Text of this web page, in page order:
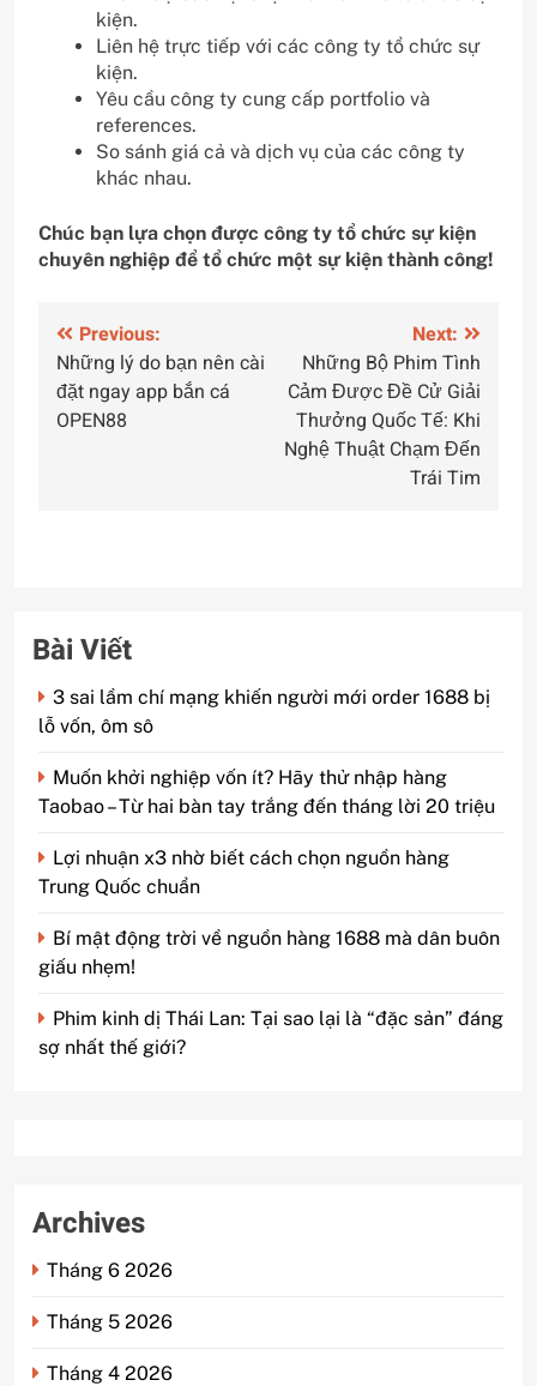
kiện.
Liên hệ trực tiếp với các công ty tổ chức sự
kiện.
Yêu cầu công ty cung cấp portfolio và
references.
So sánh giá cả và dịch vụ của các công ty
khác nhau.
Chúc bạn lựa chọn được công ty tổ chức sự kiện
chuyên nghiệp để tổ chức một sự kiện thành công!
Điều
hướng
bài
Previous:
Những lý do bạn nên cài
đặt ngay app bắn cá
OPEN88
Next:
Những Bộ Phim Tình
Cảm Được Đề Cử Giải
Thưởng Quốc Tế: Khi
Nghệ Thuật Chạm Đến
Trái Tim
Bài Viết
3 sai lầm chí mạng khiến người mới order 1688 bị
lỗ vốn, ôm sô
Muốn khởi nghiệp vốn ít? Hãy thử nhập hàng
Taobao – Từ hai bàn tay trắng đến tháng lời 20 triệu
Lợi nhuận x3 nhờ biết cách chọn nguồn hàng
Trung Quốc chuẩn
Bí mật động trời về nguồn hàng 1688 mà dân buôn
giấu nhẹm!
Phim kinh dị Thái Lan: Tại sao lại là “đặc sản” đáng
sợ nhất thế giới?
Archives
Tháng 6 2026
Tháng 5 2026
Tháng 4 2026